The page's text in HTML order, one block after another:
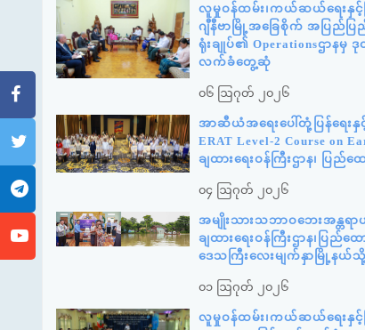
လူမှုဝန်ထမ်း၊ကယ်ဆယ်ရေးနှင့်ပ
ဂျီနီဗာမြို့အခြေစိုက် အပြည်ပြ
ရုံးချုပ်၏ Operationsဌာနမှ
လက်ခံတွေ့ဆုံ
၀၆ ဩဂုတ် ၂၀၂၆
အာဆီယံအရေးပေါ်တုံ့ပြန်ရေး
ERAT Level-2 Course
ချထားရေးဝန်ကြီးဌာန၊ ပြ
၀၄ ဩဂုတ် ၂၀၂၆
အမျိုးသားသဘာဝဘေးအန္တ
ချထားရေးဝန်ကြီးဌာန၊ပြ
ဒေသကြီးလေးမျက်နှာမြို့နယ်
၀၁ ဩဂုတ် ၂၀၂၆
လူမှုဝန်ထမ်း၊ကယ်ဆယ်ရေးနှင့်ပ